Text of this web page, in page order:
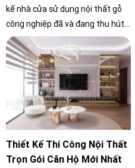
kế nhà cửa sử dụng nội thất gỗ
công nghiệp đã và đang thu hút
đông đảo nhiều gia chủ. Thị
trường nội thất đang cạnh tranh
khốc liệt, đơn vị thi công nội thất
cũng nhiều lên từng ngày. Và bạn
đang không biết đơn vị nào uy tín
để thi công đóng mới nội thất
cho ngôi nhà của bạn? Quy trình
thi công có quá phức tạp hay
không? Chúng ta cùng tìm hiểu
Thiết Kế Thi Công Nội Thất
Trọn Gói Căn Hộ Mới Nhất